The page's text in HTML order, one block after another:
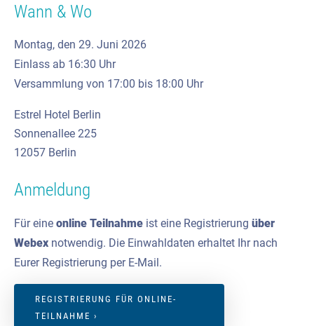
Wann & Wo
Montag, den 29. Juni 2026
Einlass ab 16:30 Uhr
Versammlung von 17:00 bis 18:00 Uhr
Estrel Hotel Berlin
Sonnenallee 225
12057 Berlin
Anmeldung
Für eine online Teilnahme ist eine Registrierung über
Webex notwendig. Die Einwahldaten erhaltet Ihr nach
Eurer Registrierung per E-Mail.
REGISTRIERUNG FÜR ONLINE-
TEILNAHME ›